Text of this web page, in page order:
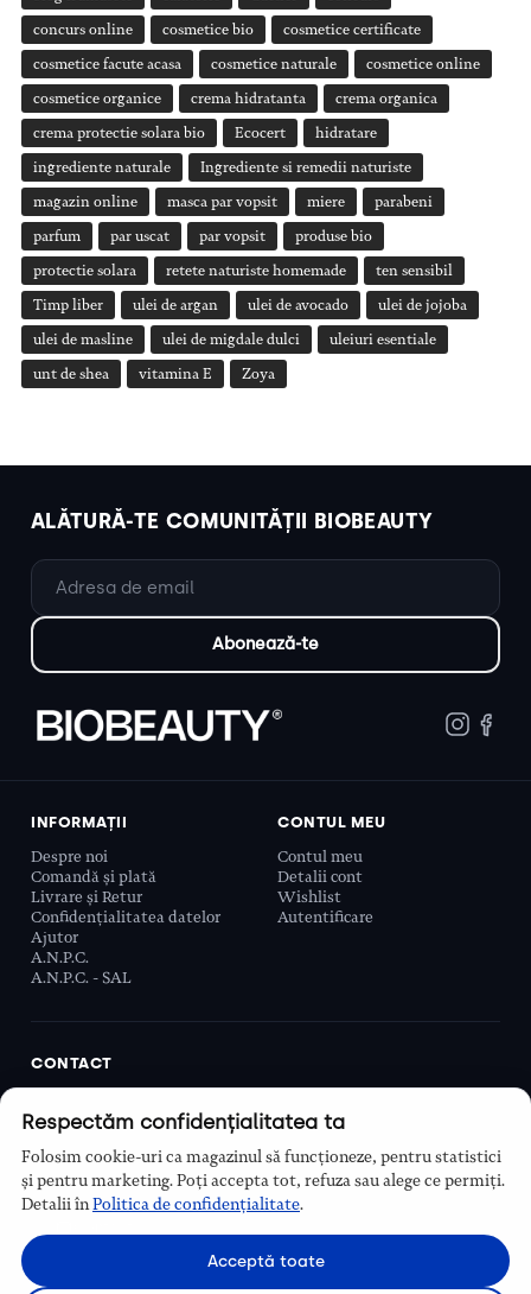
concurs online cosmetice bio cosmetice certificate
cosmetice facute acasa cosmetice naturale cosmetice online
cosmetice organice crema hidratanta crema organica
crema protectie solara bio Ecocert hidratare
ingrediente naturale Ingrediente si remedii naturiste
magazin online masca par vopsit miere parabeni
parfum par uscat par vopsit produse bio
protectie solara retete naturiste homemade ten sensibil
Timp liber ulei de argan ulei de avocado ulei de jojoba
ulei de masline ulei de migdale dulci uleiuri esentiale
unt de shea vitamina E Zoya
ALĂTURĂ-TE COMUNITĂȚII BIOBEAUTY
INFORMAȚII
Despre noi
Comandă și plată
Livrare și Retur
Confidențialitatea datelor
Ajutor
A.N.P.C.
A.N.P.C. - SAL
CONTUL MEU
Contul meu
Detalii cont
Wishlist
Autentificare
CONTACT
Sector 6, București, România
Program
Luni–Vineri, 9:00 – 16:00
Respectăm confidențialitatea ta
Folosim cookie-uri ca magazinul să funcționeze, pentru statistici
și pentru marketing. Poți accepta tot, refuza sau alege ce permiți.
Detalii înPolitica de confidențialitate.
Acceptă toate